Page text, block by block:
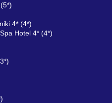
4* (4*)
Hotel 4* (4*)